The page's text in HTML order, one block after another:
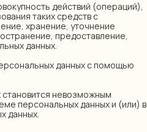
действий (операций),
таких средств с
хранение, уточнение
предоставление,
данных.
данных с помощью
становится невозможным
персональных данных и (или) в
данных.